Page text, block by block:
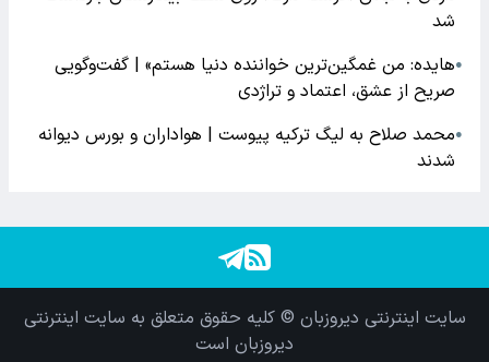
شد
●هایده: من غمگین‌ترین خواننده دنیا هستم» | گفت‌وگویی
صریح از عشق، اعتماد و تراژدی
●محمد صلاح به لیگ ترکیه پیوست | هواداران و بورس دیوانه
شدند
سایت اینترنتی دیروزبان © کلیه حقوق متعلق به سایت اینترنتی
دیروزبان است